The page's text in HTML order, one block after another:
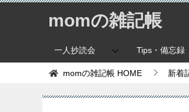
momの雑記帳
一人抄読会 Tips・備忘録
momの雑記帳 HOME 新着